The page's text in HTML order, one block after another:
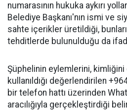
numarasının hukuka aykırı
Belediye Başkanı'nın ismi ve
sahte içerikler üretildiği,
tehditlerde bulunulduğu da
Şüphelinin eylemlerini, kimliğini
kullanıldığı değerlendirilen
bir telefon hattı üzerinden
aracılığıyla gerçekleştirdiği